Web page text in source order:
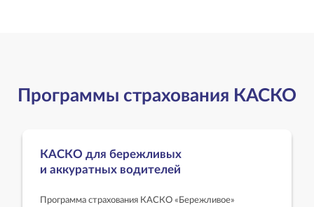
Программы страхования КАСКО
КАСКО для бережливых
и аккуратных водителей
Программа страхования КАСКО «Бережливое»